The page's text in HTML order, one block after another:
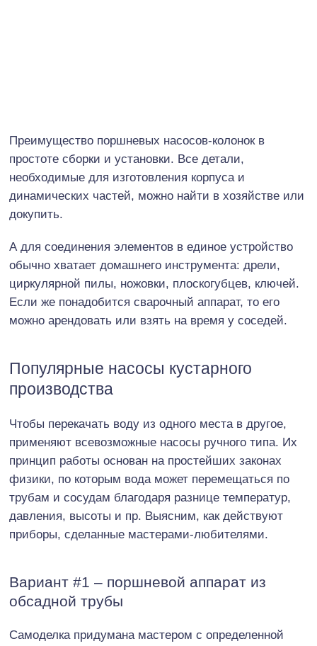
Преимущество поршневых насосов-колонок в
простоте сборки и установки. Все детали,
необходимые для изготовления корпуса и
динамических частей, можно найти в хозяйстве или
докупить.
А для соединения элементов в единое устройство
обычно хватает домашнего инструмента: дрели,
циркулярной пилы, ножовки, плоскогубцев, ключей.
Если же понадобится сварочный аппарат, то его
можно арендовать или взять на время у соседей.
Популярные насосы кустарного
производства
Чтобы перекачать воду из одного места в другое,
применяют всевозможные насосы ручного типа. Их
принцип работы основан на простейших законах
физики, по которым вода может перемещаться по
трубам и сосудам благодаря разнице температур,
давления, высоты и пр. Выясним, как действуют
приборы, сделанные мастерами-любителями.
Вариант #1 – поршневой аппарат из
обсадной трубы
Самоделка придумана мастером с определенной